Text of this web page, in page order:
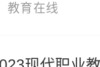
教育在线